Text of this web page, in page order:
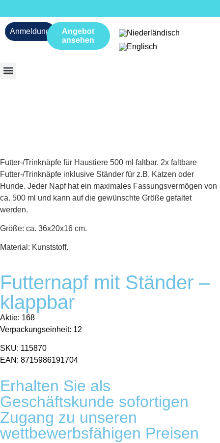
Anmeldung
Angebot
ansehen
Futter-/Trinknäpfe für Haustiere 500 ml faltbar. 2x faltbare
Futter-/Trinknäpfe inklusive Ständer für z.B. Katzen oder
Hunde. Jeder Napf hat ein maximales Fassungsvermögen von
ca. 500 ml und kann auf die gewünschte Größe gefaltet
werden.
Größe: ca. 36x20x16 cm.
Material: Kunststoff.
Futternapf mit Ständer –
klappbar
Aktie: 168
Verpackungseinheit: 12
SKU: 115870
EAN: 8715986191704
Erhalten Sie als
Geschäftskunde sofortigen
Zugang zu unseren
wettbewerbsfähigen Preisen